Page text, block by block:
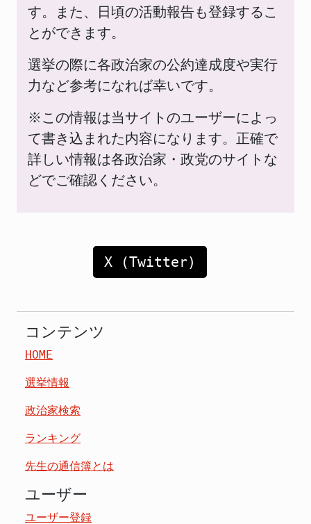
す。また、日頃の活動報告も登録するこ
とができます。
選挙の際に各政治家の公約達成度や実行
力など参考になれば幸いです。
※この情報は当サイトのユーザーによっ
て書き込まれた内容になります。正確で
詳しい情報は各政治家・政党のサイトな
どでご確認ください。
X (Twitter)
コンテンツ
HOME
選挙情報
政治家検索
ランキング
先生の通信簿とは
ユーザー
ユーザー登録